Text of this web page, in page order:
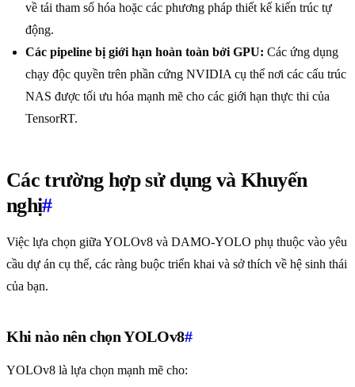
về tái tham số hóa hoặc các phương pháp thiết kế kiến trúc tự
động.
Các pipeline bị giới hạn hoàn toàn bởi GPU: Các ứng dụng
chạy độc quyền trên phần cứng NVIDIA cụ thể nơi các cấu trúc
NAS được tối ưu hóa mạnh mẽ cho các giới hạn thực thi của
TensorRT.
Các trường hợp sử dụng và Khuyến
nghị#
Việc lựa chọn giữa YOLOv8 và DAMO-YOLO phụ thuộc vào yêu
cầu dự án cụ thể, các ràng buộc triển khai và sở thích về hệ sinh thái
của bạn.
Khi nào nên chọn YOLOv8#
YOLOv8 là lựa chọn mạnh mẽ cho: